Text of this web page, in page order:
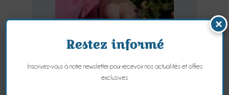
×
Restez informé
Inscrivez-vous à notre newsletter pour recevoir nos actualités et offres
exclusives